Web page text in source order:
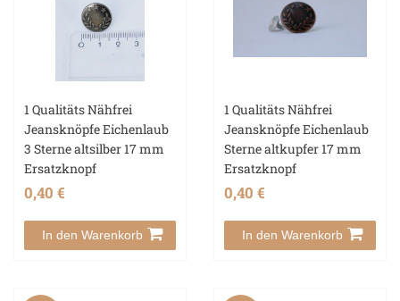
1 Qualitäts Nähfrei
Jeansknöpfe Eichenlaub
3 Sterne altsilber 17 mm
Ersatzknopf
0,40 €
In den Warenkorb
1 Qualitäts Nähfrei
Jeansknöpfe Eichenlaub
Sterne altkupfer 17 mm
Ersatzknopf
0,40 €
In den Warenkorb